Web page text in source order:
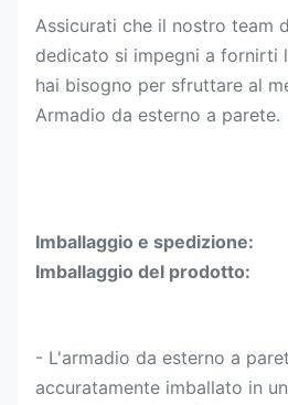
Assicurati che il nostro team
dedicato si impegni a fornirti
hai bisogno per sfruttare al
Armadio da esterno a parete.
Imballaggio e spedizione:
Imballaggio del prodotto:
- L'armadio da esterno a
accuratamente imballato in